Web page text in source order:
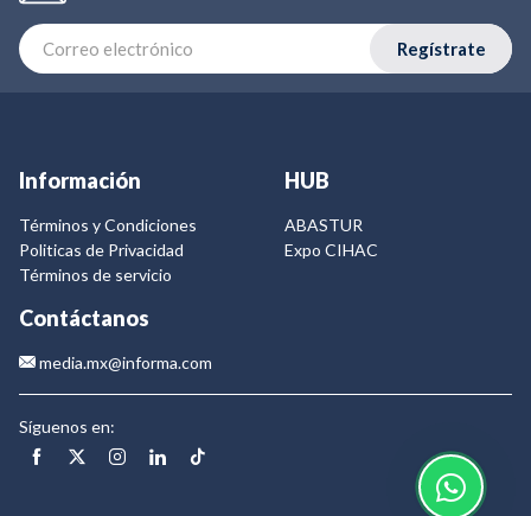
Regístrate
Información
Términos y Condiciones
Politicas de Privacidad
Términos de servicio
HUB
ABASTUR
Expo CIHAC
Contáctanos
media.mx@informa.com
Síguenos en: